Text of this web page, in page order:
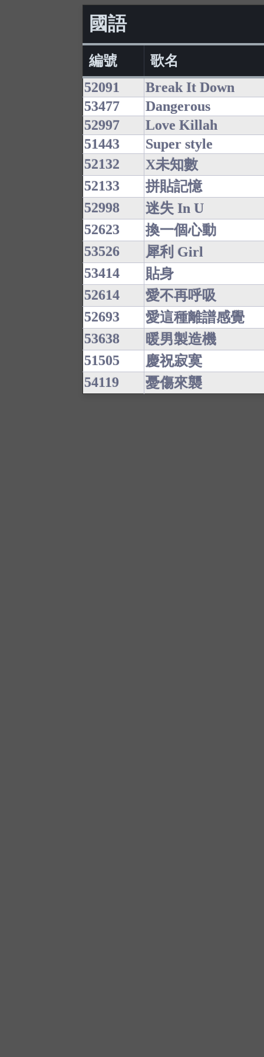
國語
編號
歌名
52091
Break It Down
53477
Dangerous
52997
Love Killah
51443
Super style
52132
X未知數
52133
拼貼記憶
52998
迷失 In U
52623
換一個心動
53526
犀利 Girl
53414
貼身
52614
愛不再呼吸
52693
愛這種離譜感覺
53638
暖男製造機
51505
慶祝寂寞
54119
憂傷來襲